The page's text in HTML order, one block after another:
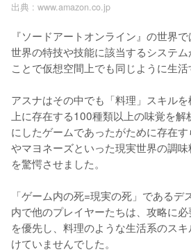
出典 : www.amazon.co.jp
『ソードアートオンライン』の世界
世界の特技や技能に該当するシステ
ことで仮想空間上でも同じように生活
アスナはその中でも「料理」スキル
上に存在する100種類以上の味覚を
にしたゲームであったがために存在
やマヨネーズといった現実世界の調
を驚愕させました。
「ゲーム内の死=現実の死」であるデ
内で他のプレイヤーたちは、攻略に
を優先し、料理のような生活系のス
けていませんでした。